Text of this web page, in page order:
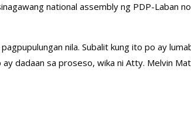
national assembly ng PDP-Laban
nila. Subalit kung ito po ay
dadaan sa proseso, wika ni Atty. Melvin